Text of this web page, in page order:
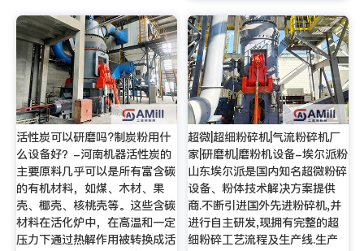
活性炭可以研磨吗?制炭粉用什
么设备好？-河南机器活性炭的
主要原料几乎可以是所有富含碳
的有机材料，如煤、木材、果
壳、椰壳、核桃壳等。这些含碳
材料在活化炉中，在高温和一定
压力下通过热解作用被转换成活
超微|超细粉碎机|气流粉碎机厂
家|研磨机|磨粉机设备-埃尔派粉
山东埃尔派是国内知名超微粉碎
设备、粉体技术解决方案提供
商.不断引进国外先进粉碎机,并
进行自主研发,现拥有完整的超
细粉碎工艺流程及生产线.生产